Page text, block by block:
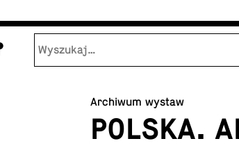
Archiwum wystaw
POLSKA.